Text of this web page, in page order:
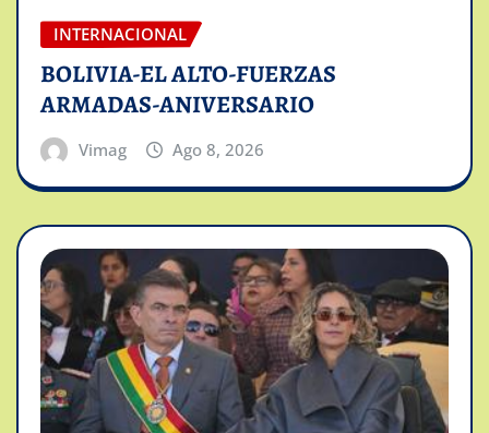
INTERNACIONAL
BOLIVIA-EL ALTO-FUERZAS
ARMADAS-ANIVERSARIO
Vimag Ago 8, 2026